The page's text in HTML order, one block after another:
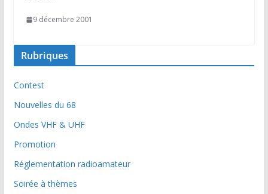
9 décembre 2001
Rubriques
Contest
Nouvelles du 68
Ondes VHF & UHF
Promotion
Réglementation radioamateur
Soirée à thèmes